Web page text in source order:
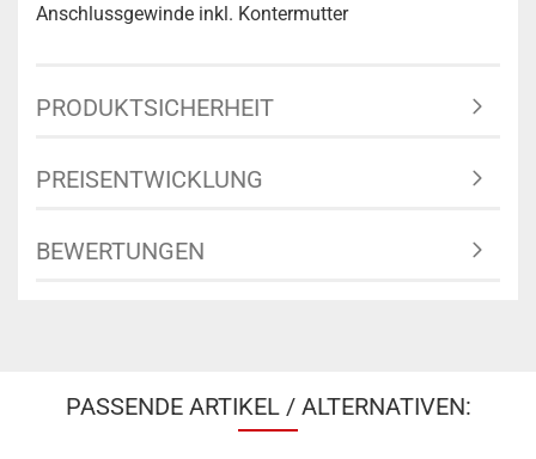
Anschlussgewinde inkl. Kontermutter
PRODUKTSICHERHEIT
PREISENTWICKLUNG
BEWERTUNGEN
PASSENDE ARTIKEL / ALTERNATIVEN: